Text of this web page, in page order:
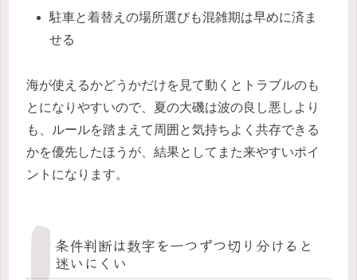
駐車と着替えの場所選びも混雑期は早めに済ま
せる
海が使えるかどうかだけを見て動くとトラブルのも
とになりやすいので、夏の大磯は波の良し悪しより
も、ルールを踏まえて周囲と気持ちよく共存できる
かを優先したほうが、結果としてまた来やすいポイ
ントになります。
条件判断は数字を一つずつ切り分けると
迷いにくい